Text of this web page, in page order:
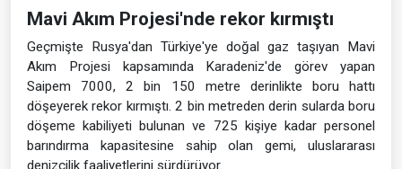
Mavi Akım Projesi'nde rekor kırmıştı
Geçmişte Rusya'dan Türkiye'ye doğal gaz taşıyan Mavi
Akım Projesi kapsamında Karadeniz'de görev yapan
Saipem 7000, 2 bin 150 metre derinlikte boru hattı
döşeyerek rekor kırmıştı. 2 bin metreden derin sularda boru
döşeme kabiliyeti bulunan ve 725 kişiye kadar personel
barındırma kapasitesine sahip olan gemi, uluslararası
denizcilik faaliyetlerini sürdürüyor.